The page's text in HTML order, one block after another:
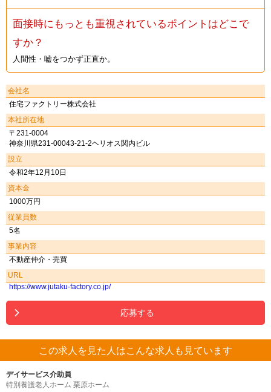
面接時にもっとも重視されているポイントはどこで
すか？
人間性・嘘をつかず正直か。
会社名
住宅ファクトリー株式会社
本社所在地
〒231-0004
神奈川県231-00043-21-2ヘリオス関内ビル
設立
令和2年12月10日
資本金
1000万円
従業員数
5名
事業内容
不動産仲介・売買
URL
https://www.jutaku-factory.co.jp/
応募する
この求人を見た人はこんな求人も見ています
デイサービス介助員
特別養護老人ホーム 栗原ホーム